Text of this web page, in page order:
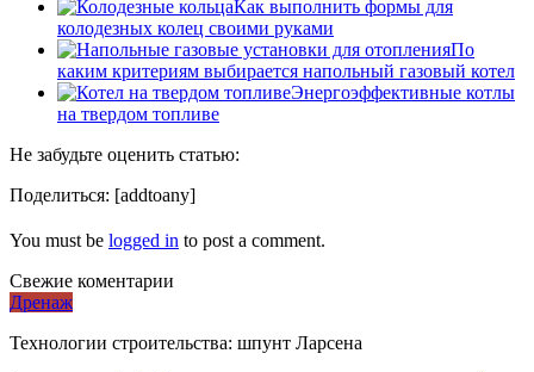
Как выполнить формы для
колодезных колец своими руками
По
каким критериям выбирается напольный газовый котел
Энергоэффективные котлы
на твердом топливе
Не забудьте оценить статью:
Поделиться: [addtoany]
You must be logged in to post a comment.
Свежие коментарии
Дренаж
Технологии строительства: шпунт Ларсена